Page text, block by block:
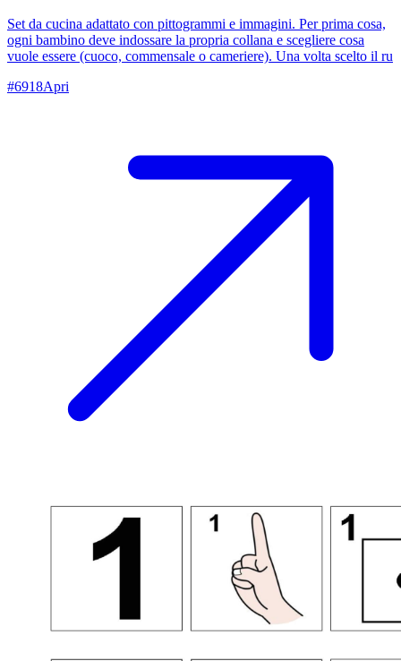
Set da cucina adattato con pittogrammi e immagini. Per prima cosa,
ogni bambino deve indossare la propria collana e scegliere cosa
vuole essere (cuoco, commensale o cameriere). Una volta scelto il ru
#6918Apri